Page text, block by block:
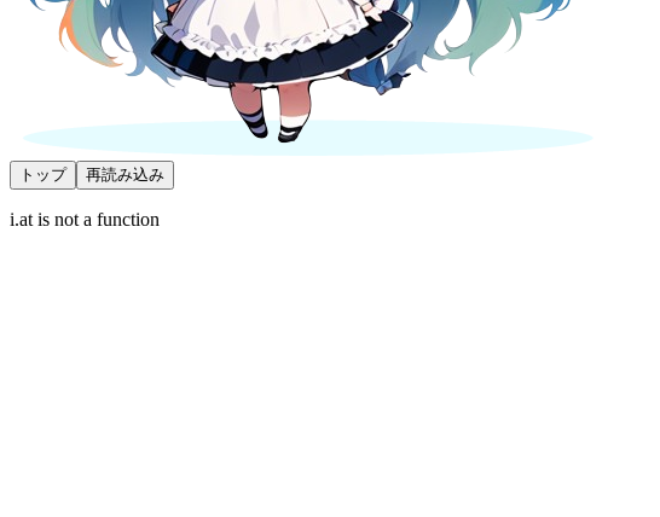
トップ 再読み込み
i.at is not a function